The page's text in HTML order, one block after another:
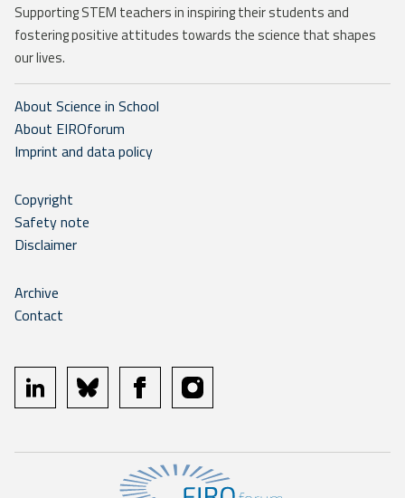
Supporting STEM teachers in inspiring their students and
fostering positive attitudes towards the science that shapes
our lives.
About Science in School
About EIROforum
Imprint and data policy
Copyright
Safety note
Disclaimer
Archive
Contact
linkedin bluesky facebookinstagram